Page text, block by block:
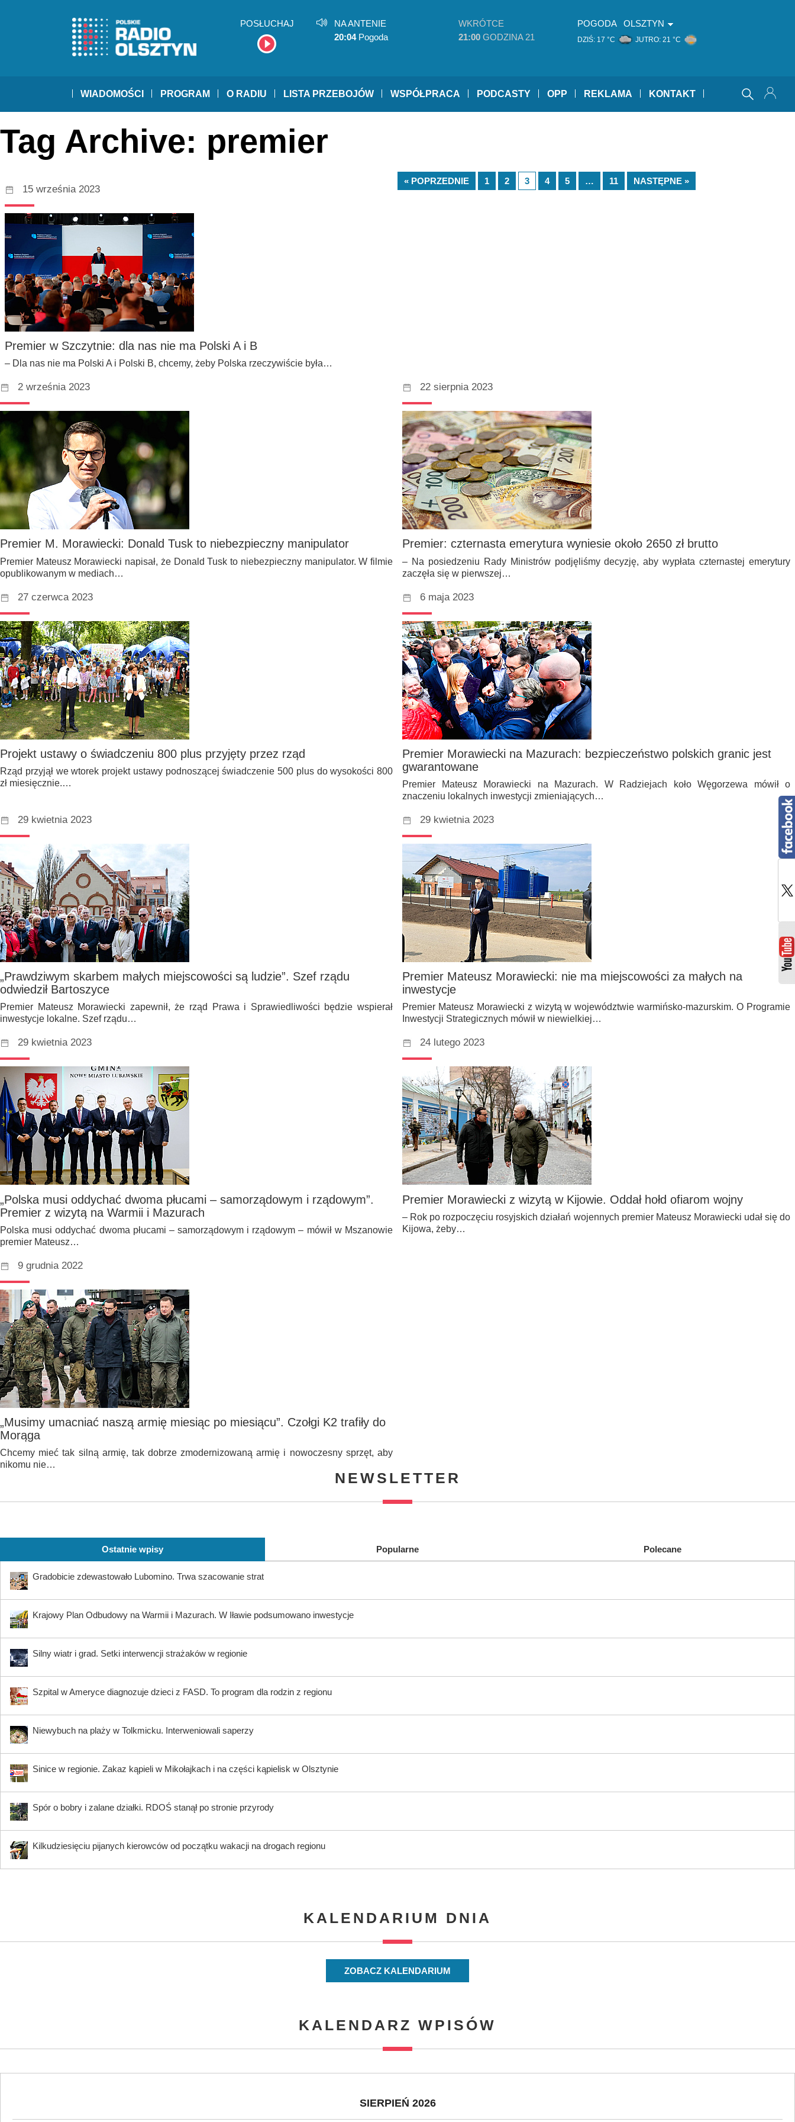
POSŁUCHAJ
NA ANTENIE
20:04Pogoda
WKRÓTCE
21:00 GODZINA 21
POGODA OLSZTYN
DZIŚ: 17 °C JUTRO: 21 °C
WIADOMOŚCI PROGRAM O RADIU LISTA PRZEBOJÓW WSPÓŁPRACA PODCASTY OPP REKLAMA KONTAKT
Tag Archive: premier
15 września 2023
Premier w Szczytnie: dla nas nie ma Polski A i B
– Dla nas nie ma Polski A i Polski B, chcemy, żeby Polska rzeczywiście była…
2 września 2023
Premier M. Morawiecki: Donald Tusk to niebezpieczny manipulator
Premier Mateusz Morawiecki napisał, że Donald Tusk to niebezpieczny manipulator. W filmie
opublikowanym w mediach…
22 sierpnia 2023
Premier: czternasta emerytura wyniesie około 2650 zł brutto
– Na posiedzeniu Rady Ministrów podjęliśmy decyzję, aby wypłata czternastej emerytury
zaczęła się w pierwszej…
27 czerwca 2023
Projekt ustawy o świadczeniu 800 plus przyjęty przez rząd
Rząd przyjął we wtorek projekt ustawy podnoszącej świadczenie 500 plus do wysokości 800
zł miesięcznie.…
6 maja 2023
Premier Morawiecki na Mazurach: bezpieczeństwo polskich granic jest
gwarantowane
Premier Mateusz Morawiecki na Mazurach. W Radziejach koło Węgorzewa mówił o
znaczeniu lokalnych inwestycji zmieniających…
29 kwietnia 2023
„Prawdziwym skarbem małych miejscowości są ludzie”. Szef rządu
odwiedził Bartoszyce
Premier Mateusz Morawiecki zapewnił, że rząd Prawa i Sprawiedliwości będzie wspierał
inwestycje lokalne. Szef rządu…
29 kwietnia 2023
Premier Mateusz Morawiecki: nie ma miejscowości za małych na
inwestycje
Premier Mateusz Morawiecki z wizytą w województwie warmińsko-mazurskim. O Programie
Inwestycji Strategicznych mówił w niewielkiej…
29 kwietnia 2023
„Polska musi oddychać dwoma płucami – samorządowym i rządowym”.
Premier z wizytą na Warmii i Mazurach
Polska musi oddychać dwoma płucami – samorządowym i rządowym – mówił w Mszanowie
premier Mateusz…
24 lutego 2023
Premier Morawiecki z wizytą w Kijowie. Oddał hołd ofiarom wojny
– Rok po rozpoczęciu rosyjskich działań wojennych premier Mateusz Morawiecki udał się do
Kijowa, żeby…
9 grudnia 2022
„Musimy umacniać naszą armię miesiąc po miesiącu”. Czołgi K2 trafiły do
Morąga
Chcemy mieć tak silną armię, tak dobrze zmodernizowaną armię i nowoczesny sprzęt, aby
nikomu nie…
« POPRZEDNIE 1 2 3 4 5 … 11 NASTĘPNE »
NEWSLETTER
Ostatnie wpisy Popularne Polecane
Gradobicie zdewastowało Lubomino. Trwa szacowanie strat
Krajowy Plan Odbudowy na Warmii i Mazurach. W Iławie podsumowano inwestycje
Silny wiatr i grad. Setki interwencji strażaków w regionie
Szpital w Ameryce diagnozuje dzieci z FASD. To program dla rodzin z regionu
Niewybuch na plaży w Tolkmicku. Interweniowali saperzy
Sinice w regionie. Zakaz kąpieli w Mikołajkach i na części kąpielisk w Olsztynie
Spór o bobry i zalane działki. RDOŚ stanął po stronie przyrody
Kilkudziesięciu pijanych kierowców od początku wakacji na drogach regionu
KALENDARIUM DNIA
ZOBACZ KALENDARIUM
KALENDARZ WPISÓW
SIERPIEŃ 2026